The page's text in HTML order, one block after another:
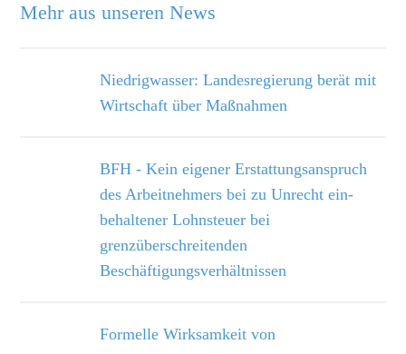
Mehr aus unseren News
Niedrigwasser: Landesregierung berät mit
Wirtschaft über Maßnahmen
BFH - Kein eigener Erstattungsanspruch
des Arbeitnehmers bei zu Unrecht ein­
behaltener Lohnsteuer bei
grenzüberschreitenden
Beschäftigungsverhältnissen
Formelle Wirksamkeit von